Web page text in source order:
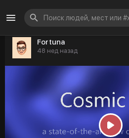
Fortuna
48 нед назад